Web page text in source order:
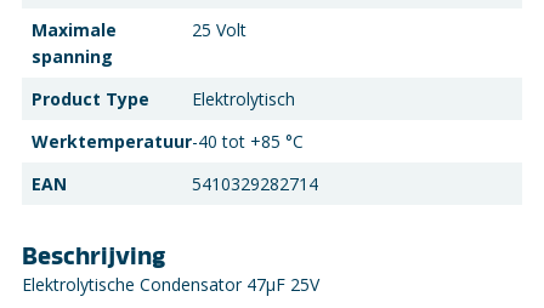
Maximale
spanning
25 Volt
Product Type
Elektrolytisch
Werktemperatuur-40 tot +85 °C
EAN
5410329282714
Beschrijving
Elektrolytische Condensator 47µF 25V